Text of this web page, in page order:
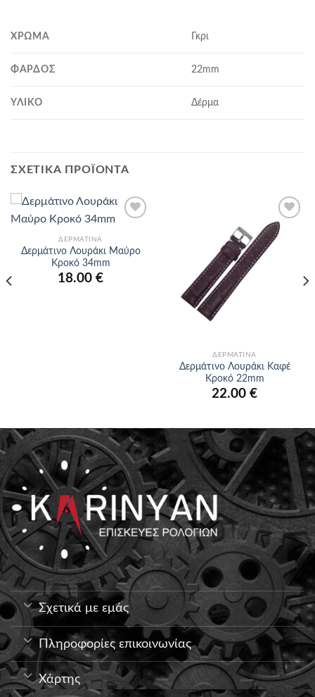
ΧΡΏΜΑ Γκρι
ΦΆΡΔΟΣ 22mm
ΥΛΙΚΌ Δέρμα
ΣΧΕΤΙΚΆ ΠΡΟΪΌΝΤΑ
αγαπημένα
ΔΕΡΜΆΤΙΝΑ
Δερμάτινο Λουράκι Μαύρο
Κροκό 34mm
18.00 €
Προσθήκη
στα
αγαπημένα
ΔΕΡΜΆΤΙΝΑ
Δερμάτινο Λουράκι Καφέ
Κροκό 22mm
22.00 €
Σχετικά με εμάς
Πληροφορίες επικοινωνίας
Χάρτης